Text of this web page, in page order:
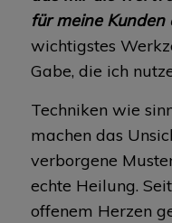
für meine Kunden
wichtigstes
Gabe, die ich
Techniken wie
machen das
verborgene
echte Heilung.
offenem Herzen